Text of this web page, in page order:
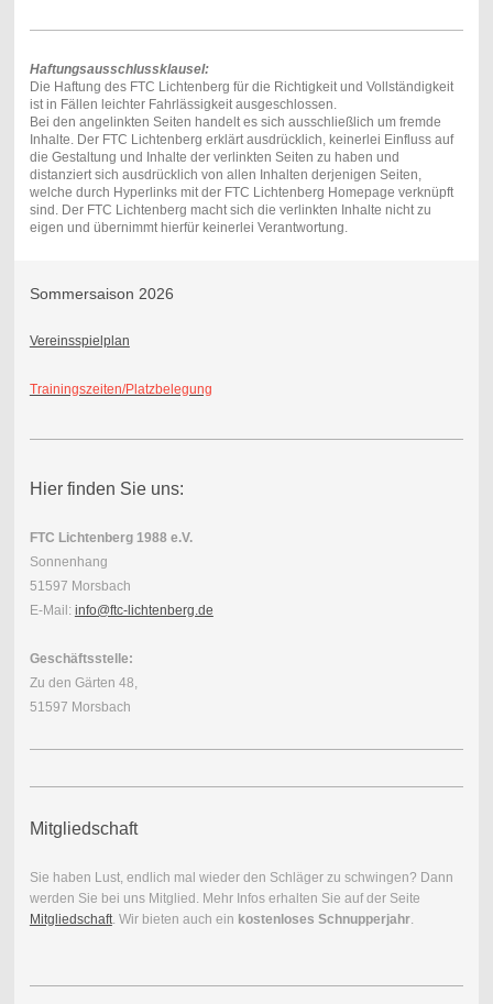
Haftungsausschlussklausel:
Die Haftung des FTC Lichtenberg für die Richtigkeit und Vollständigkeit
ist in Fällen leichter Fahrlässigkeit ausgeschlossen.
Bei den angelinkten Seiten handelt es sich ausschließlich um fremde
Inhalte. Der FTC Lichtenberg erklärt ausdrücklich, keinerlei Einfluss auf
die Gestaltung und Inhalte der verlinkten Seiten zu haben und
distanziert sich ausdrücklich von allen Inhalten derjenigen Seiten,
welche durch Hyperlinks mit der FTC Lichtenberg Homepage verknüpft
sind. Der FTC Lichtenberg macht sich die verlinkten Inhalte nicht zu
eigen und übernimmt hierfür keinerlei Verantwortung.
Sommersaison 2026
Vereinsspielplan
Trainingszeiten/Platzbelegung
Hier finden Sie uns:
FTC Lichtenberg 1988 e.V.
Sonnenhang
51597 Morsbach
E-Mail: info@ftc-lichtenberg.de
Geschäftsstelle:
Zu den Gärten 48,
51597 Morsbach
Mitgliedschaft
Sie haben Lust, endlich mal wieder den Schläger zu schwingen? Dann
werden Sie bei uns Mitglied. Mehr Infos erhalten Sie auf der Seite
Mitgliedschaft. Wir bieten auch ein kostenloses Schnupperjahr.